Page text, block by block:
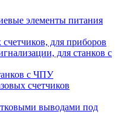
элементы питания
для приборов
для станков с
с ЧПУ
счетчиков
выводами под